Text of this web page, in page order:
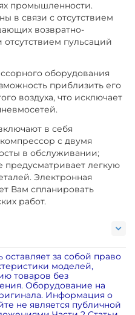
промышленности.
в связи с отсутствием
возвратно-
пульсаций
оборудования
приблизить его
воздуха, что исключает
в себя
с двумя
в обслуживании;
предусматривает легкую
Электронная
Вам спланировать
работ.
за собой право
моделей,
товаров без
Оборудование на
Информация о
не является публичной